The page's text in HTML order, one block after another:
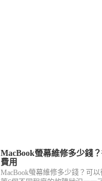
MacBook螢幕維修多少錢
費用
MacBook螢幕維修多少錢？可